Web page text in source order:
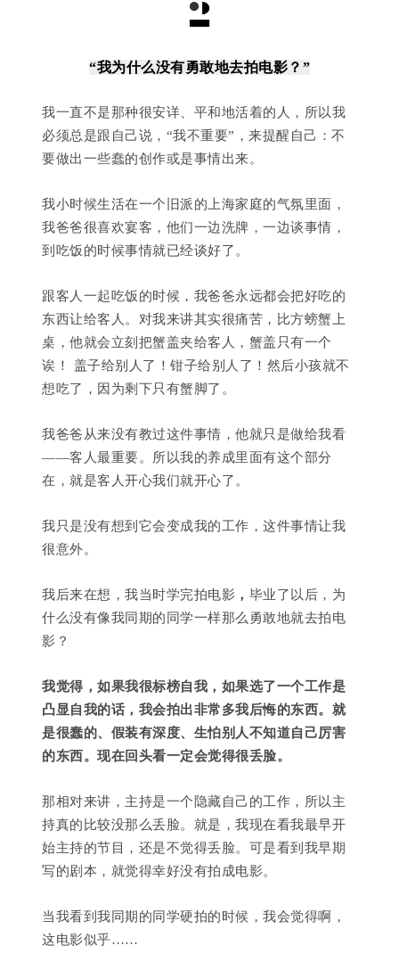
“我为什么没有勇敢地去拍电影？”
我一直不是那种很安详、平和地活着的人，所以我
必须总是跟自己说，“我不重要”，来提醒自己：不
要做出一些蠢的创作或是事情出来。
我小时候生活在一个旧派的上海家庭的气氛里面，
我爸爸很喜欢宴客，他们一边洗牌，一边谈事情，
到吃饭的时候事情就已经谈好了。
跟客人一起吃饭的时候，我爸爸永远都会把好吃的
东西让给客人。对我来讲其实很痛苦，比方螃蟹上
桌，他就会立刻把蟹盖夹给客人，蟹盖只有一个
诶！ 盖子给别人了！钳子给别人了！然后小孩就不
想吃了，因为剩下只有蟹脚了。
我爸爸从来没有教过这件事情，他就只是做给我看
——客人最重要。所以我的养成里面有这个部分
在，就是客人开心我们就开心了。
我只是没有想到它会变成我的工作，这件事情让我
很意外。
我后来在想，我当时学完拍电影 ， 毕业了以后，为
什么没有像我同期的同学一样那么勇敢地就去拍电
影？
我觉得，如果我很标榜自我，如果选了一个工作是
凸显自我的话，我会拍出非常多我后悔的东西。就
是很蠢的、假装有深度、生怕别人不知道自己厉害
的东西。现在回头看一定会觉得很丢脸。
那相对来讲，主持是一个隐藏自己的工作，所以主
持真的比较没那么丢脸。就是，我现在看我最早开
始主持的节目，还是不觉得丢脸。可是看到我早期
写的剧本，就觉得幸好没有拍成电影。
当我看到我同期的同学硬拍的时候，我会觉得啊，
这电影似乎……